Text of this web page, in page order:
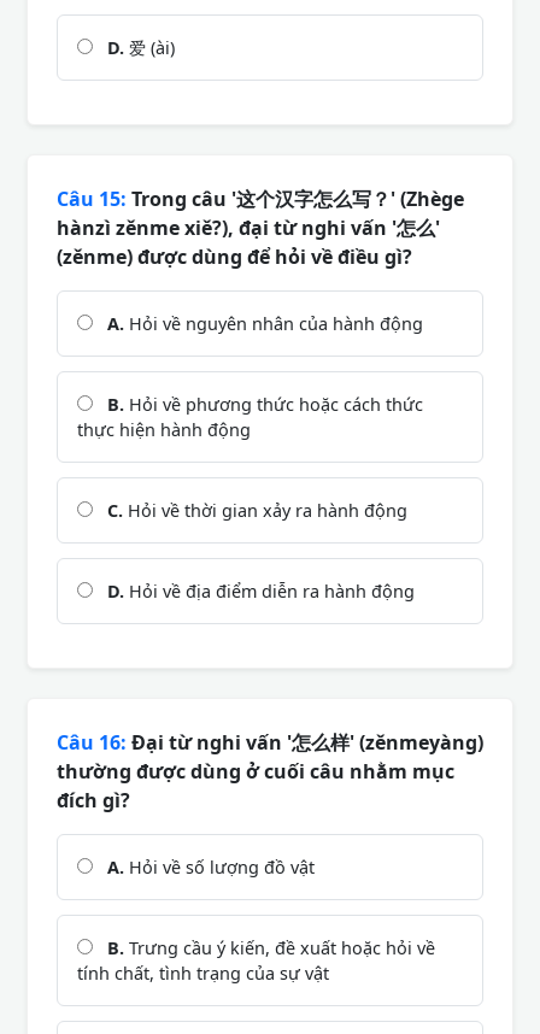
D. 爱 (ài)
Câu 15: Trong câu '这个汉字怎么写？' (Zhège
hànzì zěnme xiě?), đại từ nghi vấn '怎么'
(zěnme) được dùng để hỏi về điều gì?
A. Hỏi về nguyên nhân của hành động
B. Hỏi về phương thức hoặc cách thức
thực hiện hành động
C. Hỏi về thời gian xảy ra hành động
D. Hỏi về địa điểm diễn ra hành động
Câu 16: Đại từ nghi vấn '怎么样' (zěnmeyàng)
thường được dùng ở cuối câu nhằm mục
đích gì?
A. Hỏi về số lượng đồ vật
B. Trưng cầu ý kiến, đề xuất hoặc hỏi về
tính chất, tình trạng của sự vật